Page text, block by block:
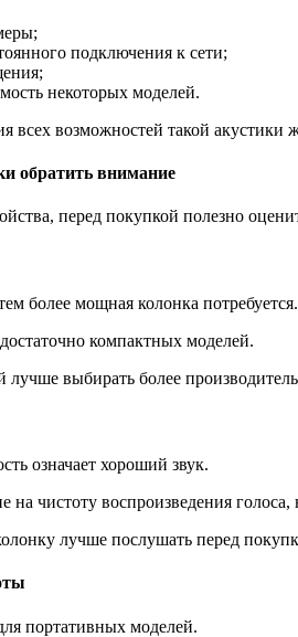
подключения к сети;
некоторых моделей.
всех возможностей такой акустики
обратить внимание
перед покупкой полезно
более мощная колонка потребуется.
компактных моделей.
лучше выбирать более
означает хороший звук.
чистоту воспроизведения
лучше послушать перед
портативных моделей.